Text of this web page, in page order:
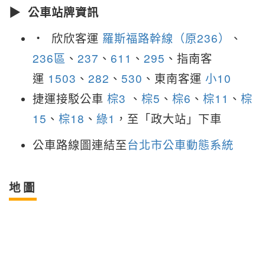
▶ 公車站牌資訊
‧ 欣欣客運 羅斯福路幹線（原236）
、
236區 、 237 、 611 、 295 、指南客
運 1503 、 282 、 530 、東南客運 小10
捷運接駁公車 棕3 、 棕5 、 棕6 、 棕11 、 棕
15 、 棕18 、 綠1 ，至「政大站」下車
公車路線圖連結至台北市公車動態系統
地圖